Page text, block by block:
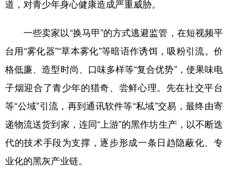
道，对青少年身心健康造成严重威胁。
一些卖家以“换马甲”的方式逃避监管，在短视频平
台用“雾化器”“草本雾化”等暗语作诱饵，吸粉引流。价
格低廉、造型时尚、口味多样等“复合优势”，使果味电
子烟迎合了青少年的猎奇、尝鲜心理。先在社交平台
等“公域”引流，再到通讯软件等“私域”交易，最终由寄
递物流送货到家，连同“上游”的黑作坊生产，以不断迭
代的技术手段为支撑，逐步形成一条日趋隐蔽化、专
业化的黑灰产业链。